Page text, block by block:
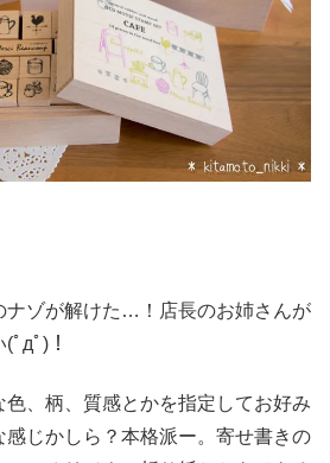
ナゾが解けた…！店長のお姉さんが
ﾟдﾟ)！
、柄、質感とかを指定してお好み
じかしら？本格派ー。寄せ書きの